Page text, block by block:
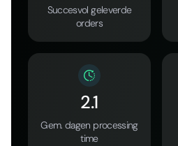
Succesvol geleverde
orders
2.1
Gem. dagen processing
time